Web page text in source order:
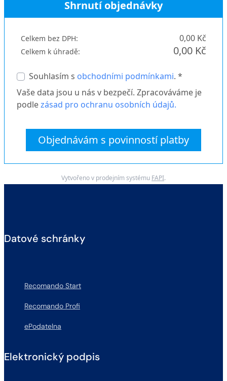
Shrnutí objednávky
Celkem bez DPH: 0,00 Kč
Celkem k úhradě: 0,00 Kč
Souhlasím s obchodními podmínkami. *
Vaše data jsou u nás v bezpečí. Zpracováváme je
podlezásad pro ochranu osobních údajů.
Objednávám s povinností platby
Vytvořeno v prodejním systému FAPI.
Datové schránky
Recomando Start
Recomando Profi
ePodatelna
Elektronický podpis